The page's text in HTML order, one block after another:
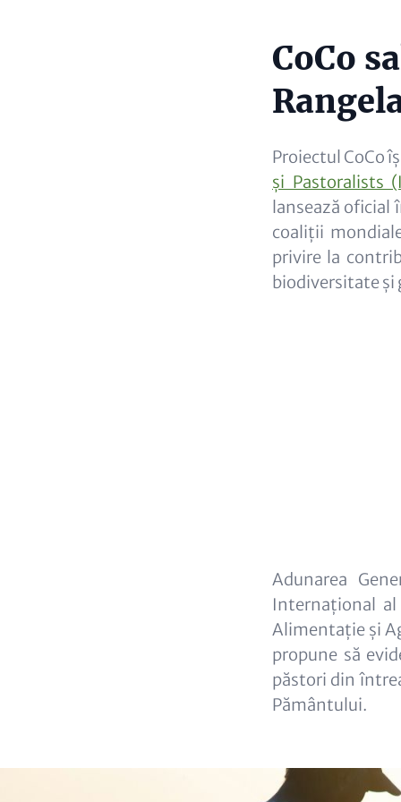
Content
CoCo
Proiectul CoCo
și Pastoralists
lansează oficial
coaliții
privire la
biodiversitate și
Content
Adunarea
Internațional
Alimentație și
propune să
păstori din
Pământului.